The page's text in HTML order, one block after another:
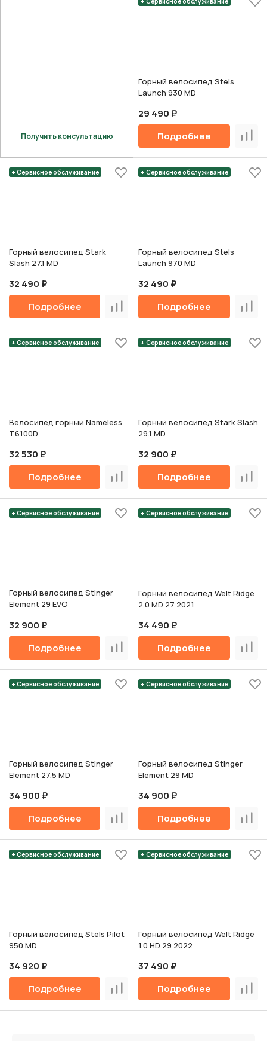
Получить консультацию
Горный велосипед Stels
Launch 930 MD
29 490 ₽
Подробнее
+ Сервисное обслуживание
Горный велосипед Stark
Slash 27.1 MD
32 490 ₽
Подробнее
Сравнить
+ Сервисное обслуживание
Горный велосипед Stels
Launch 970 MD
32 490 ₽
Подробнее
+ Сервисное обслуживание
Велосипед горный Nameless
T6100D
32 530 ₽
Подробнее
Сравнить
+ Сервисное обслуживание
Горный велосипед Stark Slash
29.1 MD
32 900 ₽
Подробнее
+ Сервисное обслуживание
Горный велосипед Stinger
Element 29 EVO
32 900 ₽
Подробнее
Сравнить
+ Сервисное обслуживание
Горный велосипед Welt Ridge
2.0 MD 27 2021
34 490 ₽
Подробнее
+ Сервисное обслуживание
Горный велосипед Stinger
Element 27.5 MD
34 900 ₽
Подробнее
Сравнить
+ Сервисное обслуживание
Горный велосипед Stinger
Element 29 MD
34 900 ₽
Подробнее
+ Сервисное обслуживание
Горный велосипед Stels Pilot
950 MD
34 920 ₽
Подробнее
Сравнить
+ Сервисное обслуживание
Горный велосипед Welt Ridge
1.0 HD 29 2022
37 490 ₽
Подробнее